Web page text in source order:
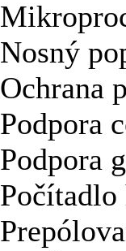
Nosný
Ochrana
Podpora
Podpora